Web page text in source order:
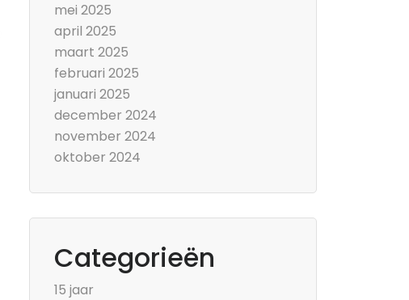
mei 2025
april 2025
maart 2025
februari 2025
januari 2025
december 2024
november 2024
oktober 2024
Categorieën
15 jaar